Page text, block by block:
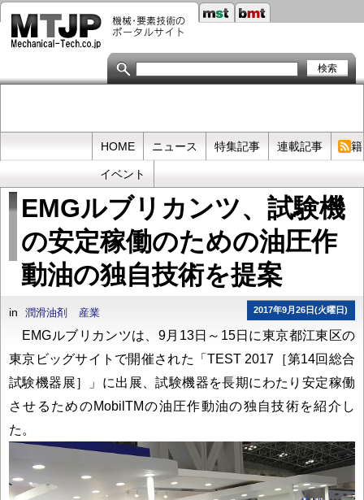
メ
イ
テ
HOME ニュース 特集記事 連載記事 書
イベント
EMGルブリカンツ、試験機
の安定稼働のための油圧作
動油の独自技術を提案
2017年9月26日(火曜日)
in 潤滑油剤 産業
EMGルブリカンツは、9月13日～15日に東京都江東区の
東京ビッグサイトで開催された「TEST 2017［第14回総合
試験機器展］」に出展、試験機器を長期にわたり安定稼働
させるためのMobilTMの油圧作動油の独自技術を紹介し
た。